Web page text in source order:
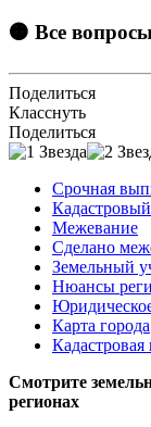
🟠 Все
Поделиться
Класснуть
Поделиться
Срочная
Межевание
Сделано
Земельный
Нюансы
Карта города
Кадастровая
Смотрите
регионах